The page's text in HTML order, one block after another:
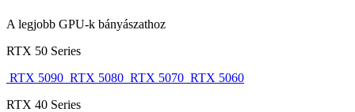
A legjobb GPU-k bányászathoz
RTX 50 Series
RTX 5090 RTX 5080 RTX 5070 RTX 5060
RTX 40 Series